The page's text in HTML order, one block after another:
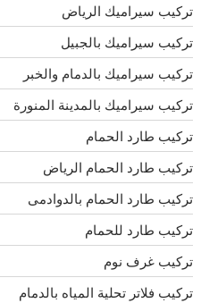
تركيب سيراميك الرياض
تركيب سيراميك بالجبيل
تركيب سيراميك بالدمام والخبر
تركيب سيراميك بالمدينة المنورة
تركيب طارد الحمام
تركيب طارد الحمام الرياض
تركيب طارد الحمام بالدوادمى
تركيب طارد للحمام
تركيب غرف نوم
تركيب فلاتر تحلية المياه بالدمام